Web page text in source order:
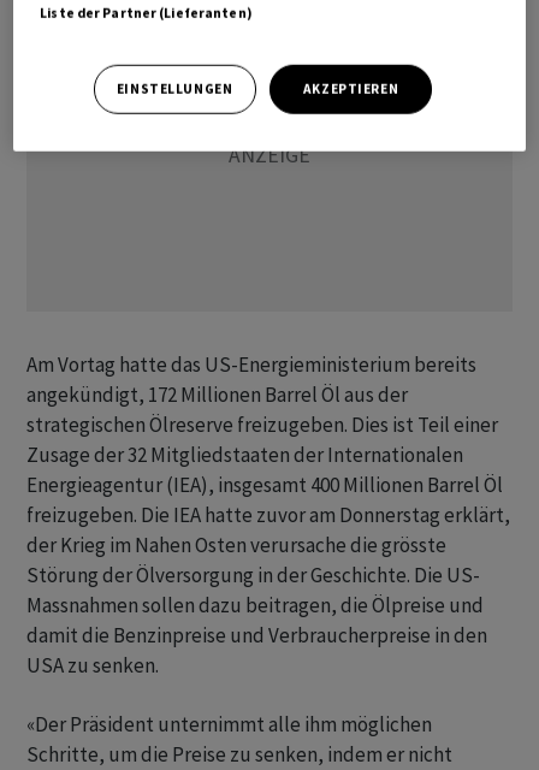
Am Vortag hatte das US-Energieministerium bereits
angekündigt, 172 Millionen Barrel Öl aus der
strategischen Ölreserve freizugeben. Dies ist ‌Teil einer
Zusage der 32 Mitgliedstaaten der Internationalen
Energieagentur (IEA), insgesamt 400 Millionen Barrel Öl
freizugeben. Die IEA hatte zuvor am Donnerstag erklärt,
der Krieg im Nahen Osten verursache die grösste
Störung der Ölversorgung in der Geschichte. Die US-
Massnahmen sollen dazu beitragen, die Ölpreise ​und
damit die Benzinpreise und Verbraucherpreise in den
USA zu senken.
«Der Präsident unternimmt alle ihm ​möglichen
Schritte, um die Preise zu senken, indem er nicht
Liste der Partner (Lieferanten)
EINSTELLUNGEN AKZEPTIEREN